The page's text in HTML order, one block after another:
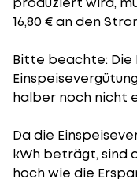
16,80 € an den
Bitte beachte: Die
halber noch nicht
Da die
kWh beträgt, sind
hoch wie die